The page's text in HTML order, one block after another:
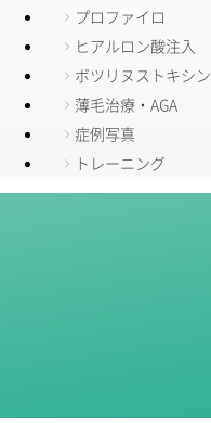
プロファイロ
ヒアルロン酸注入
ボツリヌストキシン
薄毛治療・AGA
症例写真
トレーニング